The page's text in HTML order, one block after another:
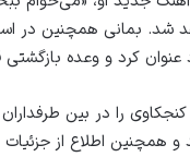
شد. بمانی همچنین در
کرد و وعده بازگشتی
را در بین
و همچنین اطلاع از